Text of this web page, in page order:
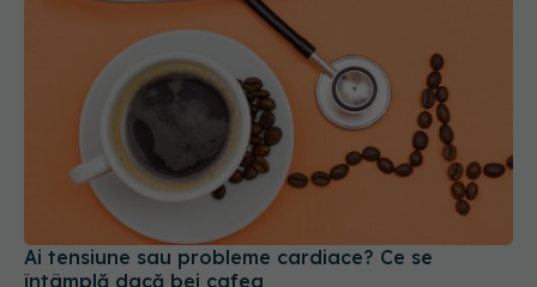
Ai tensiune sau probleme cardiace? Ce se
întâmplă dacă bei cafea
29 ian 2026, 08:44